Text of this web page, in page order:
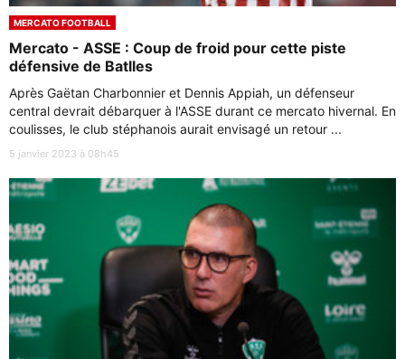
MERCATO FOOTBALL
Mercato - ASSE : Coup de froid pour cette piste
défensive de Batlles
Après Gaëtan Charbonnier et Dennis Appiah, un défenseur
central devrait débarquer à l'ASSE durant ce mercato hivernal. En
coulisses, le club stéphanois aurait envisagé un retour ...
5 janvier 2023 à 08h45